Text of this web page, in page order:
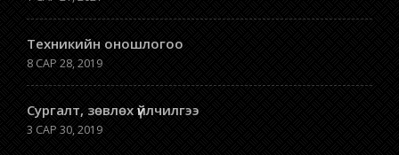
Техникийн оношлогоо
8 САР 28, 2019
Сургалт, зөвлөх үйлчилгээ
3 САР 30, 2019